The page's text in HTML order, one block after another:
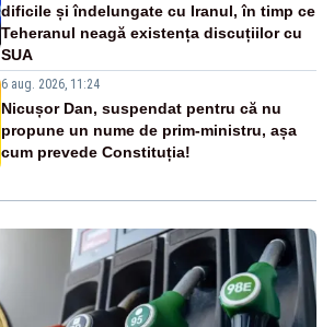
dificile și îndelungate cu Iranul, în timp ce
Teheranul neagă existența discuțiilor cu
SUA
6 aug. 2026, 11:24
Nicușor Dan, suspendat pentru că nu
propune un nume de prim-ministru, așa
cum prevede Constituția!